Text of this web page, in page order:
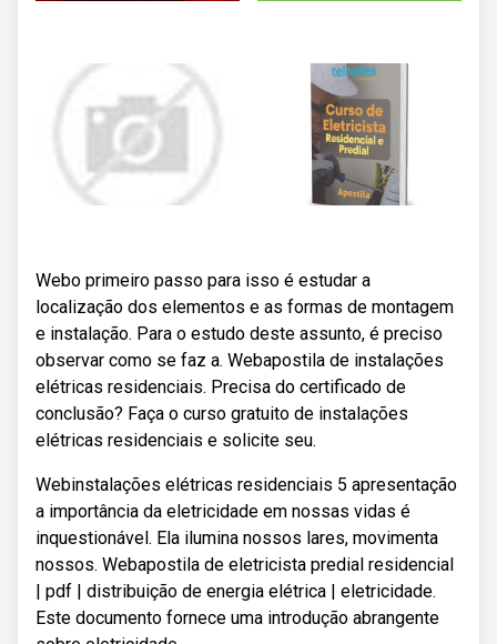
Webo primeiro passo para isso é estudar a
localização dos elementos e as formas de montagem
e instalação. Para o estudo deste assunto, é preciso
observar como se faz a. Webapostila de instalações
elétricas residenciais. Precisa do certificado de
conclusão? Faça o curso gratuito de instalações
elétricas residenciais e solicite seu.
Webinstalações elétricas residenciais 5 apresentação
a importância da eletricidade em nossas vidas é
inquestionável. Ela ilumina nossos lares, movimenta
nossos. Webapostila de eletricista predial residencial
| pdf | distribuição de energia elétrica | eletricidade.
Este documento fornece uma introdução abrangente